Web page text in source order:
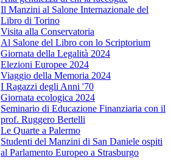
Il Manzini al Salone Internazionale del
Libro di Torino
Visita alla Conservatoria
Al Salone del Libro con lo Scriptorium
Giornata della Legalità 2024
Elezioni Europee 2024
Viaggio della Memoria 2024
I Ragazzi degli Anni '70
Giornata ecologica 2024
Seminario di Educazione Finanziaria con il
prof. Ruggero Bertelli
Le Quarte a Palermo
Studenti del Manzini di San Daniele ospiti
al Parlamento Europeo a Strasburgo